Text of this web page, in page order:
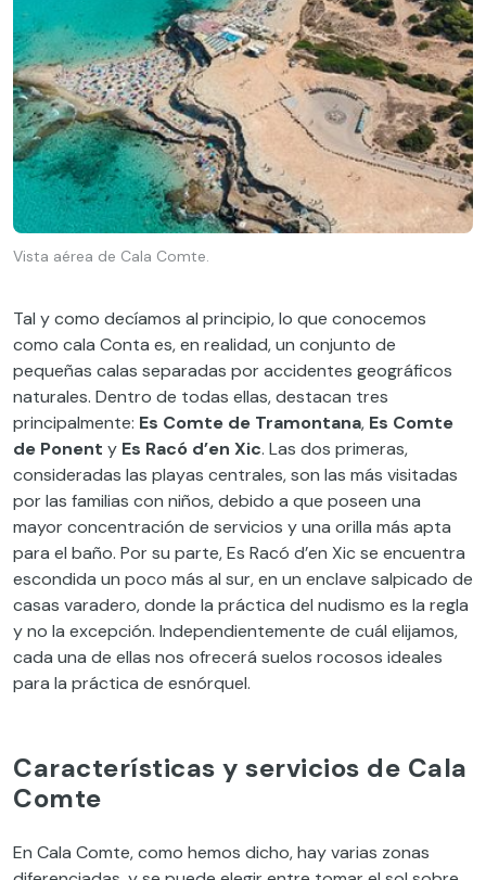
Vista aérea de Cala Comte.
Tal y como decíamos al principio, lo que conocemos
como cala Conta es, en realidad, un conjunto de
pequeñas calas separadas por accidentes geográficos
naturales. Dentro de todas ellas, destacan tres
principalmente: Es Comte de Tramontana, Es Comte
de Ponent y Es Racó d’en Xic. Las dos primeras,
consideradas las playas centrales, son las más visitadas
por las familias con niños, debido a que poseen una
mayor concentración de servicios y una orilla más apta
para el baño. Por su parte, Es Racó d’en Xic se encuentra
escondida un poco más al sur, en un enclave salpicado de
casas varadero, donde la práctica del nudismo es la regla
y no la excepción. Independientemente de cuál elijamos,
cada una de ellas nos ofrecerá suelos rocosos ideales
para la práctica de esnórquel.
Características y servicios de Cala
Comte
En Cala Comte, como hemos dicho, hay varias zonas